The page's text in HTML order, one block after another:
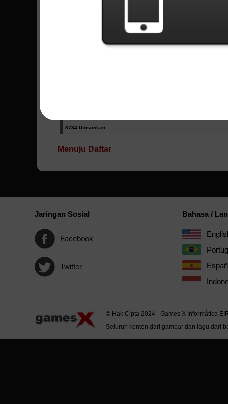
Semua Lagu - Pearl Jam
8734 Dimainkan
Menuju Daftar
Jaringan Sosial
Facebook
Twitter
Bahasa /
© Hak Cipta 2024 - Games X Informática
Seluruh konten dari gambar dan lagu dari